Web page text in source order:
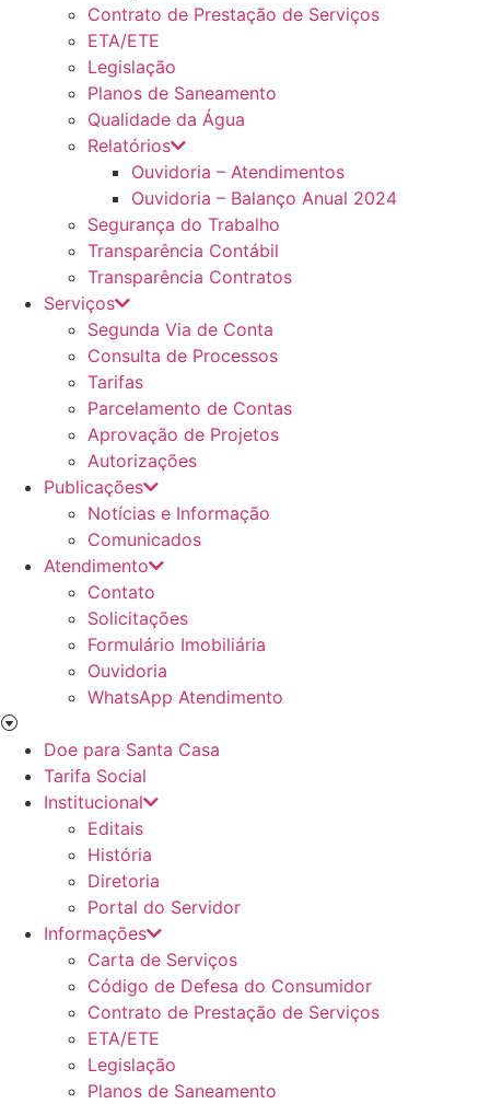
Contrato de Prestação de Serviços
ETA/ETE
Legislação
Planos de Saneamento
Qualidade da Água
Relatórios
Ouvidoria – Atendimentos
Ouvidoria – Balanço Anual 2024
Segurança do Trabalho
Transparência Contábil
Transparência Contratos
Serviços
Segunda Via de Conta
Consulta de Processos
Tarifas
Parcelamento de Contas
Aprovação de Projetos
Autorizações
Publicações
Notícias e Informação
Comunicados
Atendimento
Contato
Solicitações
Formulário Imobiliária
Ouvidoria
WhatsApp Atendimento
Doe para Santa Casa
Tarifa Social
Institucional
Editais
História
Diretoria
Portal do Servidor
Informações
Carta de Serviços
Código de Defesa do Consumidor
Contrato de Prestação de Serviços
ETA/ETE
Legislação
Planos de Saneamento